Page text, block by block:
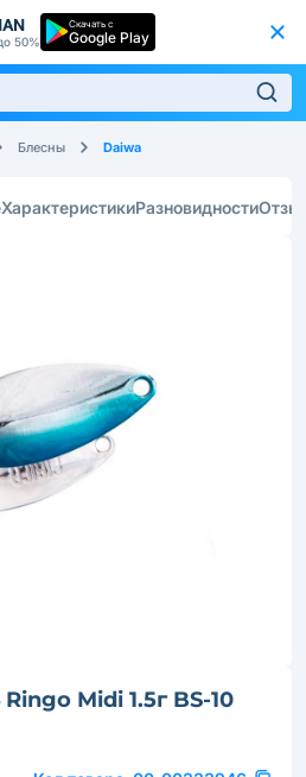
50%
Скачать с
Google Play
Блесны Daiwa
ХарактеристикиРазновидности
Midi 1.5г BS-10